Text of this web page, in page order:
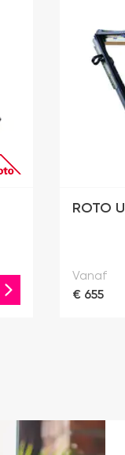
ROTO
Vanaf
€ 655